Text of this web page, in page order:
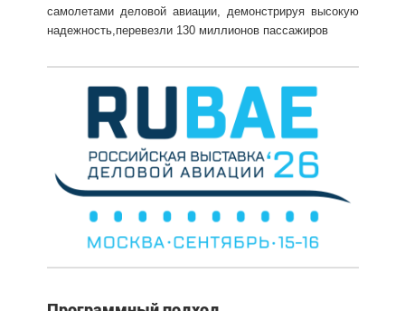
самолетами деловой авиации, демонстрируя высокую
надежность,перевезли 130 миллионов пассажиров